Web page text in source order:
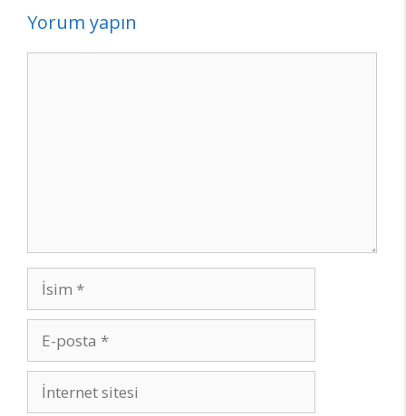
Yorum yapın
İsim
posta
İnternet
sitesi